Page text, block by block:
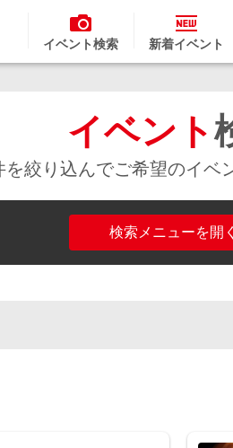
イベント検索 新着イベント
イベント
を絞り込んでご希望のイベ
検索メニューを開く